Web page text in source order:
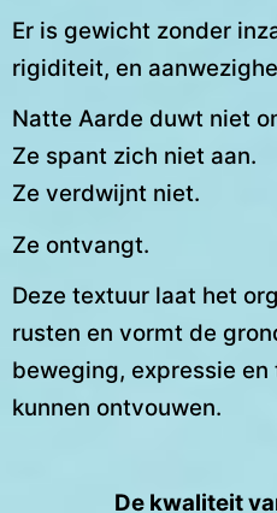
Er is gewicht zonder
rigiditeit, en
Natte Aarde duwt niet
Ze spant zich niet aan.
Ze verdwijnt niet.
Ze ontvangt.
Deze textuur laat het
rusten en vormt de
beweging, expressie
kunnen ontvouwen.
De kwaliteit